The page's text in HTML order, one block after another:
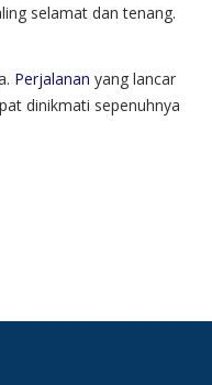
selamat dan tenang.
Perjalanan yang lancar
dinikmati sepenuhnya